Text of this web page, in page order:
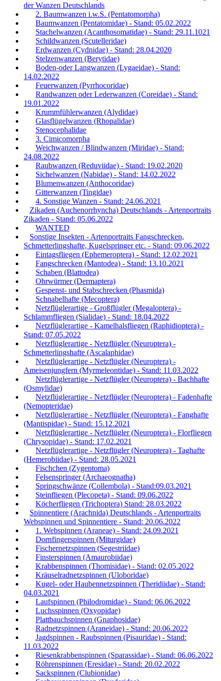
der Wanzen Deutschlands
2. Baumwanzen i.w.S. (Pentatomorpha)
Baumwanzen (Pentatomidae) - Stand: 05.02.2022
Stachelwanzen (Acanthosomatidae) - Stand: 29.11.1021
Schildwanzen (Scutelleridae)
Erdwanzen (Cydnidae) - Stand: 28.04.2020
Stelzenwanzen (Berytidae)
Boden-oder Langwanzen (Lygaeidae) - Stand:
14.02.2022
Feuerwanzen (Pyrrhocoridae)
Randwanzen oder Lederwanzen (Coreidae) - Stand:
19.01.2022
Krummfühlerwanzen (Alydidae)
Glasflügelwanzen (Rhopalidae)
Stenocephalidae
3. Cimicomorpha
Weichwanzen / Blindwanzen (Miridae) - Stand:
24.08.2022
Raubwanzen (Reduviidae) - Stand: 19.02.2020
Sichelwanzen (Nabidae) - Stand: 14.02.2022
Blumenwanzen (Anthocoridae)
Gitterwanzen (Tingidae)
4. Sonstige Wanzen - Stand: 24.06.2021
Zikaden (Auchenorrhyncha) Deutschlands - Artenportraits
Zikaden - Stand: 05.06.2022
WANTED
Sonstige Insekten - Artenportraits Fangschrecken,
Schmetterlingshafte, Kugelspringer etc. - Stand: 09.06.2022
Eintagsfliegen (Ephemeroptera) - Stand: 12.02.2021
Fangschrecken (Mantodea) - Stand: 13.10.2021
Schaben (Blattodea)
Ohrwürmer (Dermaptera)
Gespenst- und Stabschrecken (Phasmida)
Schnabelhafte (Mecoptera)
Netzflüglerartige - Großflügler (Megaloptera) -
Schlammfliegen (Sialidae) - Stand: 18.04.2022
Netzflüglerartige - Kamelhalsfliegen (Raphidioptera) -
Stand: 07.05.2022
Netzflüglerartige - Netzflügler (Neuroptera) -
Schmetterlingshafte (Ascalaphidae)
Netzflüglerartige - Netzflügler (Neuroptera) -
Ameisenjungfern (Myrmeleontidae) - Stand: 11.03.2022
Netzflüglerartige - Netzflügler (Neuroptera) - Bachhafte
(Osmylidae)
Netzflüglerartige - Netzflügler (Neuroptera) - Fadenhafte
(Nemopteridae)
Netzflüglerartige - Netzflügler (Neuroptera) - Fanghafte
(Mantispidae) - Stand: 15.12.2021
Netzflüglerartige - Netzflügler (Neuroptera) - Florfliegen
(Chrysopidae) - Stand: 17.02.2021
Netzflüglerartige - Netzflügler (Neuroptera) - Taghafte
(Hemerobiidae) - Stand: 28.05.2021
Fischchen (Zygentoma)
Felsenspringer (Archaeognatha)
Springschwänze (Collembola) - Stand:09.03.2021
Steinfliegen (Plecopeta) - Stand: 09.06.2022
Köcherfliegen (Trichoptera) Stand: 28.03.2022
Spinnentiere (Arachnida) Deutschlands - Artenportraits
Webspinnen und Spinnentiere - Stand: 20.06.2022
1. Webspinnen (Araneae) - Stand: 24.09.2021
Dornfingerspinnen (Miturgidae)
Fischernetzspinnen (Segestriidae)
Finsterspinnen (Amaurobiidae)
Krabbenspinnen (Thomisidae) - Stand: 02.05.2022
Kräuselradnetzspinnen (Uloboridae)
Kugel- oder Haubennetzspinnen (Theridiidae) - Stand:
04.03.2021
Laufspinnen (Philodromidae) - Stand: 06.06.2022
Luchsspinnen (Oxyopidae)
Plattbauchspinnen (Gnaphosidae)
Radnetzspinnen (Araneidae) - Stand: 20.06.2022
Jagdspinnen - Raubspinnen (Pisauridae) - Stand:
11.03.2022
Riesenkrabbenspinnen (Sparassidae) - Stand: 06.06.2022
Röhrenspinnen (Eresidae) - Stand: 20.02.2022
Sackspinnen (Clubionidae)